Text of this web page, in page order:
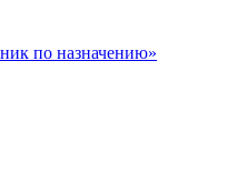
по назначению»